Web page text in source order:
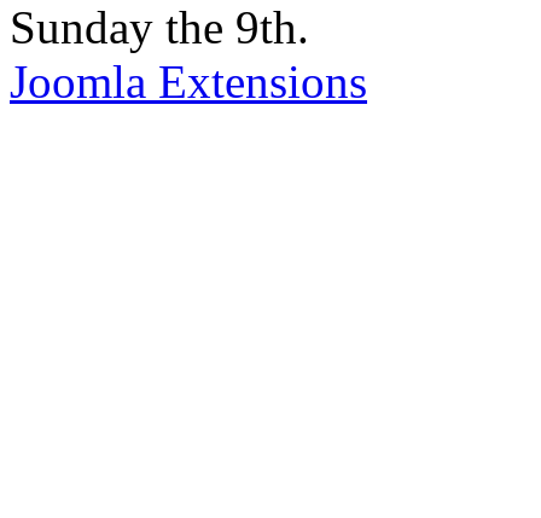
Sunday the 9th.
Joomla Extensions